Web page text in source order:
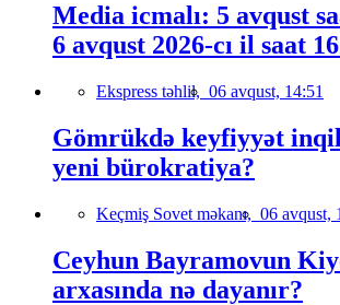
Media icmalı: 5 avqust
6 avqust 2026-cı il saat
Ekspress təhlil, 06 avqust, 14:51
Gömrükdə keyfiyyət
yeni bürokratiya?
Keçmiş Sovet məkanı, 06 avqust,
Ceyhun Bayramovun
arxasında nə dayanır?